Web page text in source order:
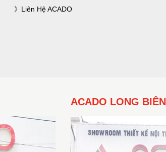
Liên Hệ ACADO
ACADO LONG BIÊN